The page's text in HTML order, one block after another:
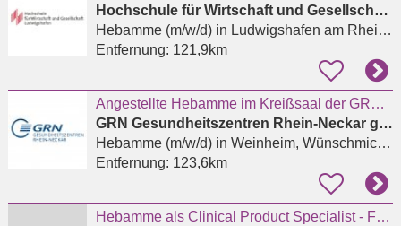
Hochschule für Wirtschaft und Gesellschaft Ludwigshafen
Hebamme (m/w/d)in Ludwigshafen am Rhein, West
Entfernung: 121,9km
Angestellte Hebamme im Kreißsaal der GRN-Klinik Weinheim (m/w/d)
GRN Gesundheitszentren Rhein-Neckar gGmbH
Hebamme (m/w/d)in Weinheim, Wünschmichelbach
Entfernung: 123,6km
Hebamme als Clinical Product Specialist - Fetal Monitoring/Perinatal Systems (all genders)